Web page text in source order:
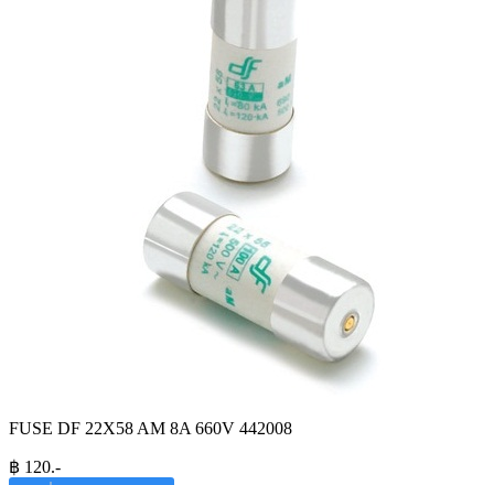
FUSE DF 22X58 AM 8A 660V 442008
฿ 120.-